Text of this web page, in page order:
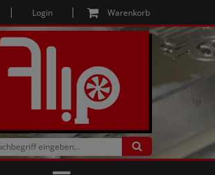
Login Warenkorb